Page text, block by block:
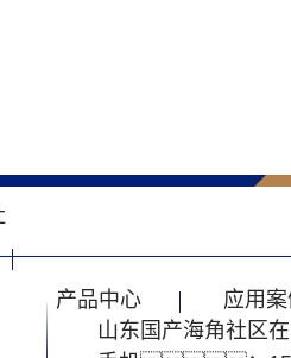
产品中心 应用案
山东国产海角社区